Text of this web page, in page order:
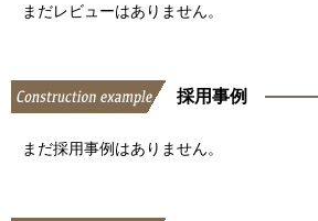
まだレビューはありません。
採用事例
まだ採用事例はありません。